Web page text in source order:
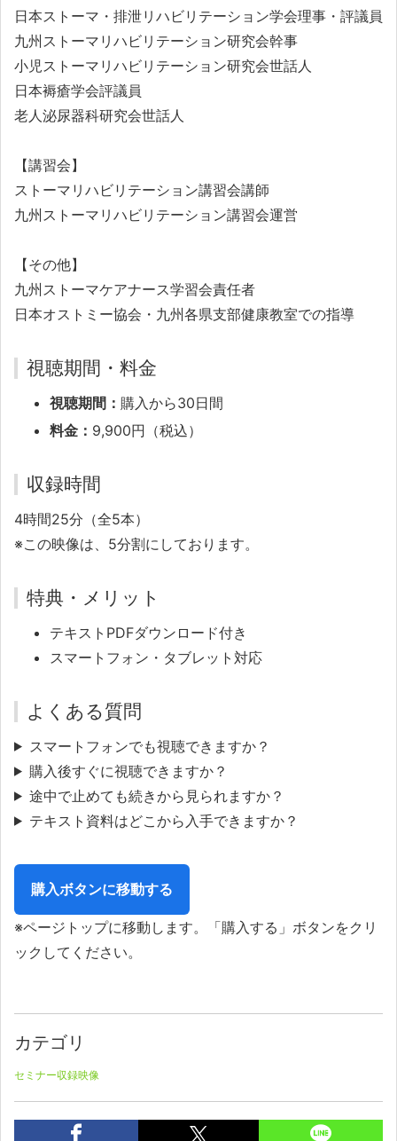
日本ストーマ・排泄リハビリテーション学会理事・評議員
九州ストーマリハビリテーション研究会幹事
小児ストーマリハビリテーション研究会世話人
日本褥瘡学会評議員
老人泌尿器科研究会世話人
【講習会】
ストーマリハビリテーション講習会講師
九州ストーマリハビリテーション講習会運営
【その他】
九州ストーマケアナース学習会責任者
日本オストミー協会・九州各県支部健康教室での指導
視聴期間・料金
視聴期間： 購入から30日間
料金： 9,900円（税込）
収録時間
4時間25分（全5本）
※この映像は、5分割にしております。
特典・メリット
テキストPDFダウンロード付き
スマートフォン・タブレット対応
よくある質問
スマートフォンでも視聴できますか？
購入後すぐに視聴できますか？
途中で止めても続きから見られますか？
テキスト資料はどこから入手できますか？
購入ボタンに移動する
※ページトップに移動します。「購入する」ボタンをクリ
ックしてください。
カテゴリ
セミナー収録映像